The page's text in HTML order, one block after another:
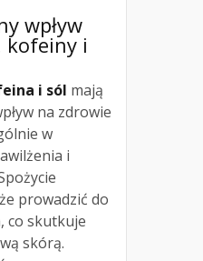
wpływ
kofeiny i
i sól mają
na zdrowie
w
i
prowadzić do
co skutkuje
skórą.